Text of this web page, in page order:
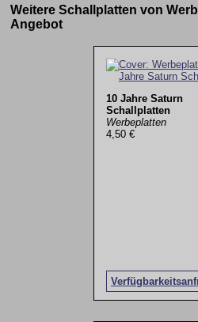
Weitere Schallplatten von
Angebot
10 Jahre Saturn
Schallplatten
Werbeplatten
4,50 €